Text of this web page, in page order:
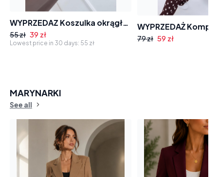
WYPRZEDAZ Koszulka okrągły dekolt krótki rękaw Megi 3342 aplikacja
55 zł 39 zł
Lowest price in 30 days: 55 zł
79 zł 59 zł
MARYNARKI
See all